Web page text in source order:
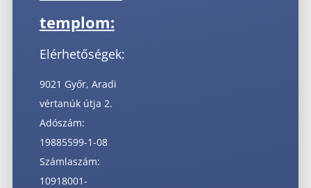
templom:
Elérhetőségek:
9021 Győr, Aradi
vértanúk útja 2.
Adószám:
19885599-1-08
Számlaszám:
10918001-